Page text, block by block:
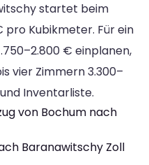
startet beim
Kubikmeter. Für ein
€ einplanen,
vier Zimmern 3.300–
Inventarliste.
von Bochum nach
Baranawitschy Zoll